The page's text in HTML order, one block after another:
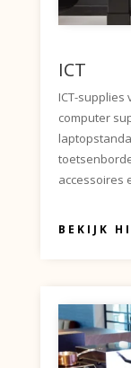
ICT
ICT-
computer
accessoires
BEKIJK